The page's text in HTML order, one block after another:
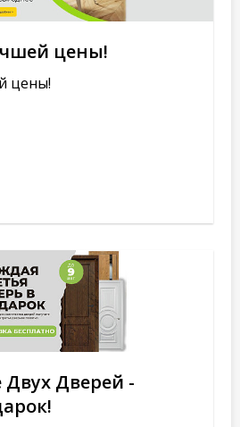
цены!
цены!
Двух Дверей -